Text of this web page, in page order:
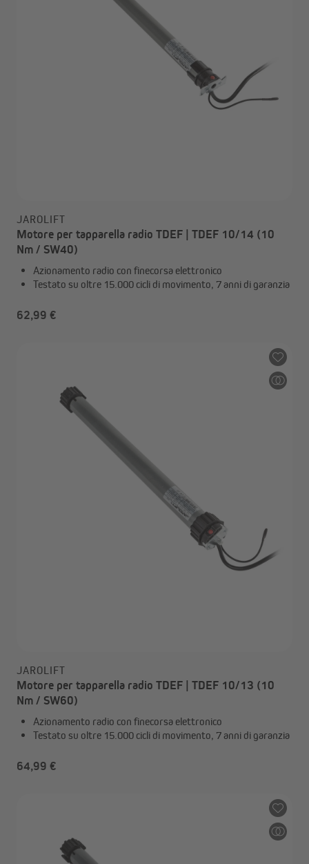
JAROLIFT
Motore per tapparella radio TDEF | TDEF 10/14 (10
Nm / SW40)
Azionamento radio con finecorsa elettronico
Testato su oltre 15.000 cicli di movimento, 7 anni di garanzia
62,99 €
JAROLIFT
Motore per tapparella radio TDEF | TDEF 10/13 (10
Nm / SW60)
Azionamento radio con finecorsa elettronico
Testato su oltre 15.000 cicli di movimento, 7 anni di garanzia
64,99 €